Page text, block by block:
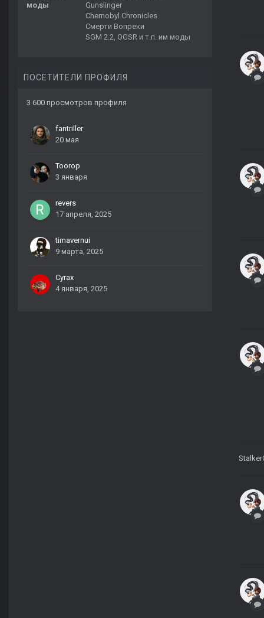
моды
Gunslinger
Chernobyl Chronicles
Смерти Вопреки
SGM 2.2, OGSR и т.п. им моды
ПОСЕТИТЕЛИ ПРОФИЛЯ
3 600 просмотров профиля
fantriller
20 мая
Toorop
3 января
revers
17 апреля, 2025
timavernui
9 марта, 2025
Cyrax
4 января, 2025